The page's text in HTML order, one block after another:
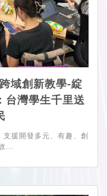
域創新教學-綻
台灣學生千里送
...